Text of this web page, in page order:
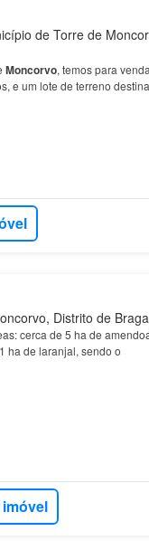
de Torre de
Moncorvo, temos para
e um lote de terreno
Distrito de
cerca de 5 ha de
ha de laranjal, sendo o
imóvel